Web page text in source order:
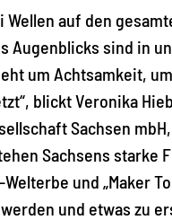
Wellen auf den
Augenblicks sind in
um Achtsamkeit,
blickt Veronika
Sachsen
Sachsens starke
Welterbe und „Maker
und etwas zu